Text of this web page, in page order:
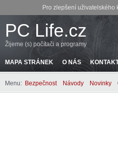
Pro zlepšení uživatelského
PC Life.cz
Žijeme (s) počítači a programy
MAPA STRÁNEK O NÁS
Menu: Bezpečnost Návody Novinky